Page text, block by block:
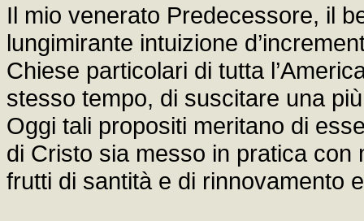
Il mio venerato Predecessore, il
lungimirante intuizione
Chiese particolari di tutta
stesso tempo, di suscitare una
Oggi tali propositi meritano di
di Cristo sia messo in pratica
frutti di santità e di rinnovamento